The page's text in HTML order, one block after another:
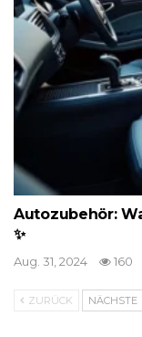
Autozubehör:
✨
Aug. 31, 2024 160
ZURÜCK NÄCHSTE